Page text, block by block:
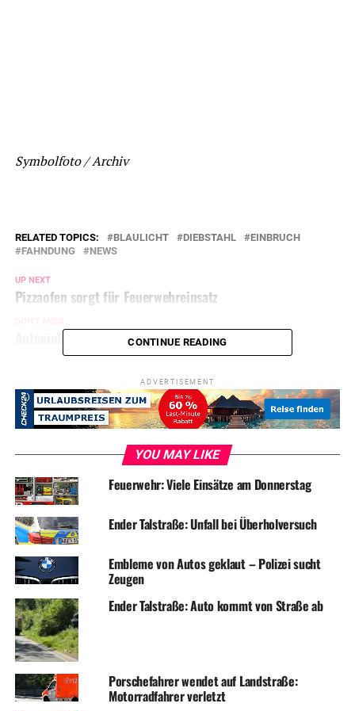
Symbolfoto / Archiv
RELATED TOPICS: BLAULICHT DIEBSTAHL
EINBRUCH
FAHNDUNG
NEWS
UP NEXT
Pizzaofen sorgt für Feuerwehreinsatz
Autoeinbrecher klauen Handtasche
CONTINUE READING
ADVERTISEMENT
YOU MAY LIKE
Feuerwehr: Viele Einsätze am Donnerstag
Ender Talstraße: Unfall bei Überholversuch
Embleme von Autos geklaut – Polizei sucht
Zeugen
Ender Talstraße: Auto kommt von Straße ab
Porschefahrer wendet auf Landstraße:
Motorradfahrer verletzt